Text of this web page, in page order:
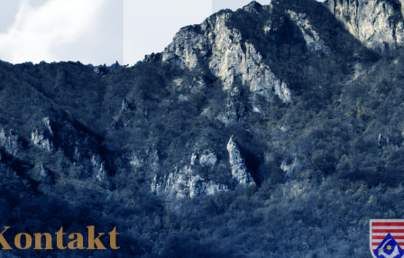
Ulica B.Frankopana 11, 47300 Ogulin